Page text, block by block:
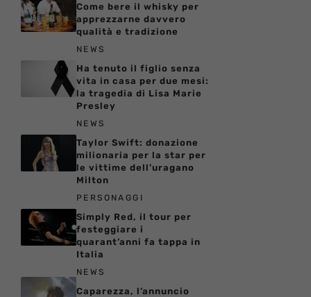
Come bere il whisky per
apprezzarne davvero
qualità e tradizione
NEWS
Ha tenuto il figlio senza
vita in casa per due mesi:
la tragedia di Lisa Marie
Presley
NEWS
Taylor Swift: donazione
milionaria per la star per
le vittime dell’uragano
Milton
PERSONAGGI
Simply Red, il tour per
festeggiare i
quarant’anni fa tappa in
Italia
NEWS
Caparezza, l’annuncio